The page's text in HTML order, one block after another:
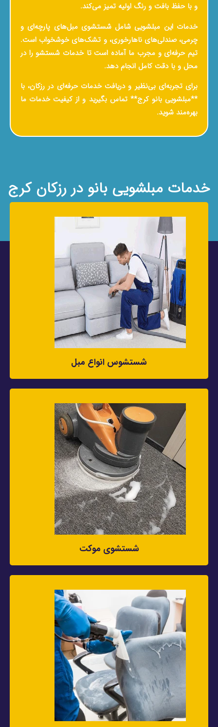
و با حفظ بافت و رنگ اولیه تمیز می‌کند.
خدمات این مبلشویی شامل شستشوی مبل‌های پارچه‌ای و
چرمی، صندلی‌های ناهارخوری، و تشک‌های خوشخواب است.
تیم حرفه‌ای و مجرب ما آماده است تا خدمات شستشو را در
محل و با دقت کامل انجام دهد.
برای تجربه‌ای بی‌نظیر و دریافت خدمات حرفه‌ای در رزکان، با
**مبلشویی بانو کرج** تماس بگیرید و از کیفیت خدمات ما
بهره‌مند شوید.
خدمات مبلشویی بانو در رزکان کرج
شستشوس انواع مبل
شستشوی موکت